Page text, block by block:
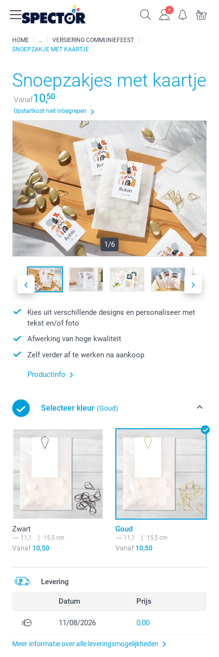
HOME
VERSIERING COMMUNIEFEEST
SNOEPZAKJE MET KAARTJE
Snoepzakjes met kaartje
Vanaf10,50
Opstartkost niet inbegrepen
1/6
Kies uit verschillende designs en personaliseer met
tekst en/of foto
Afwerking van hoge kwaliteit
Zelf verder af te werken na aankoop
Productinfo
Selecteer kleur (Goud)
Zwart
11,1 15,5 cm
Vanaf 10,50
Goud
11,1 15,5 cm
Vanaf10,50
Levering
Datum Prijs
11/08/2026 0,00
Meer informatie over alle leveringsmogelijkheden